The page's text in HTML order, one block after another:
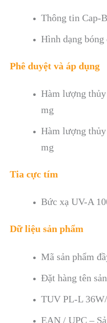
Thông tin Cap-
Hình dạng
Phê duyệt và áp dụng
Hàm lượng
mg
Hàm lượng
mg
Tia cực tím
Bức xạ UV-A
Dữ liệu sản phẩm
Mã sản phẩm
Đặt hàng tên
TUV PL-L
EAN / UPC –